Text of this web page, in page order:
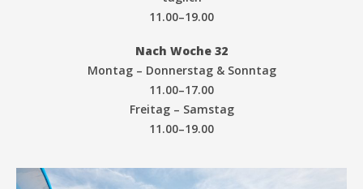
11.00–19.00
Nach Woche 32
Montag – Donnerstag & Sonntag
11.00–17.00
Freitag – Samstag
11.00–19.00